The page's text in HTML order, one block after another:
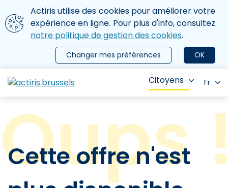
Aller au contenu principal
Nous utilisons des cookies
Actiris utilise des cookies pour améliorer votre
expérience en ligne. Pour plus d'info, consultez
notre politique de gestion des cookies.
OK
Changer mes préférences
le menu
Citoyens Fr
Cette offre n'est